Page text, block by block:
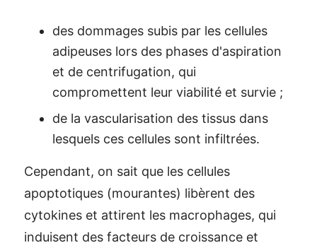
des dommages subis par les cellules
adipeuses lors des phases d'aspiration
et de centrifugation, qui
compromettent leur viabilité et survie ;
de la vascularisation des tissus dans
lesquels ces cellules sont infiltrées.
Cependant, on sait que les cellules
apoptotiques (mourantes) libèrent des
cytokines et attirent les macrophages, qui
induisent des facteurs de croissance et